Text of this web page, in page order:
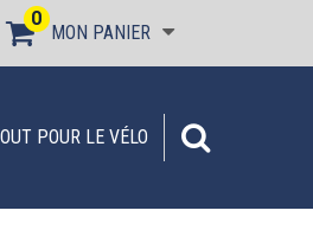
MON PANIER
0
POUR LE VÉLO